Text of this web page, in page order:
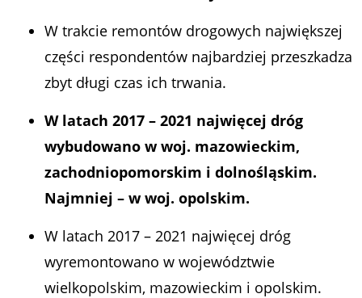
W trakcie remontów drogowych największej
części respondentów najbardziej przeszkadza
zbyt długi czas ich trwania.
W latach 2017 – 2021 najwięcej dróg
wybudowano w woj. mazowieckim,
zachodniopomorskim i dolnośląskim.
Najmniej – w woj. opolskim.
W latach 2017 – 2021 najwięcej dróg
wyremontowano w województwie
wielkopolskim, mazowieckim i opolskim.